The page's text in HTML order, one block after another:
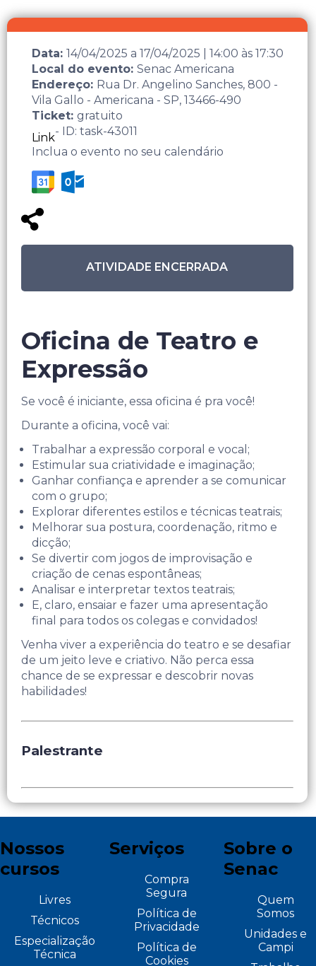
Data: 14/04/2025 a 17/04/2025 14:00 às 17:30
Local do evento: Senac Americana
Endereço: Rua Dr. Angelino Sanches, 800 -
Vila Gallo - Americana - SP, 13466-490
Ticket: gratuito
Link- ID: task-43011
Inclua o evento no seu calendário
ATIVIDADE ENCERRADA
Oficina de Teatro e
Expressão
Se você é iniciante, essa oficina é pra você!
Durante a oficina, você vai:
Trabalhar a expressão corporal e vocal;
Estimular sua criatividade e imaginação;
Ganhar confiança e aprender a se comunicar
com o grupo;
Explorar diferentes estilos e técnicas teatrais;
Melhorar sua postura, coordenação, ritmo e
dicção;
Se divertir com jogos de improvisação e
criação de cenas espontâneas;
Analisar e interpretar textos teatrais;
E, claro, ensaiar e fazer uma apresentação
final para todos os colegas e convidados!
Venha viver a experiência do teatro e se desafiar
de um jeito leve e criativo. Não perca essa
chance de se expressar e descobrir novas
habilidades!
Palestrante
Nossos
cursos
Livres
Técnicos
Especialização
Técnica
Serviços
Compra
Segura
Política de
Privacidade
Política de
Cookies
Sobre o
Senac
Quem
Somos
Unidades e
Campi